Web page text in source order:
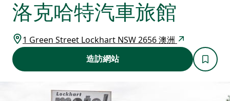
洛克哈特汽車旅館
1 Green Street Lockhart NSW 2656 澳洲
造訪網站